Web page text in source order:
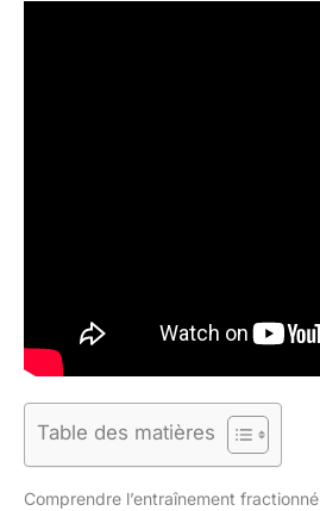
Table des matières
Comprendre l’entraînement fractionné